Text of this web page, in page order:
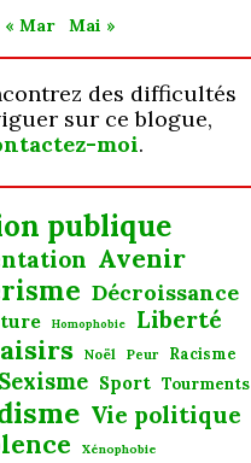
« Mar Mai »
des difficultés
sur ce blogue,
moi.
publique
Avenir
Décroissance
Homophobie Liberté
Noël Peur
Racisme
Sexisme Sport Tourments
Vie politique
Xénophobie